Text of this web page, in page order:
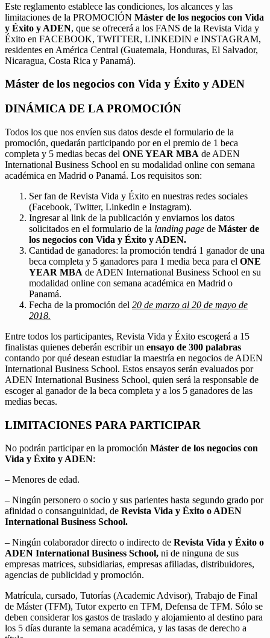
Este reglamento establece las condiciones, los alcances y las
limitaciones de la PROMOCIÓN Máster de los negocios con Vida
y Éxito y ADEN, que se ofrecerá a los FANS de la Revista Vida y
Éxito en FACEBOOK, TWITTER, LINKEDIN e INSTAGRAM,
residentes en América Central (Guatemala, Honduras, El Salvador,
Nicaragua, Costa Rica y Panamá).
Máster de los negocios con Vida y Éxito y ADEN
DINÁMICA DE LA PROMOCIÓN
Todos los que nos envíen sus datos desde el formulario de la
promoción, quedarán participando por en el premio de 1 beca
completa y 5 medias becas del ONE YEAR MBA de ADEN
International Business School en su modalidad online con semana
académica en Madrid o Panamá. Los requisitos son:
Ser fan de Revista Vida y Éxito en nuestras redes sociales
(Facebook, Twitter, Linkedin e Instagram).
Ingresar al link de la publicación y enviarnos los datos
solicitados en el formulario de la landing page de Máster de
los negocios con Vida y Éxito y ADEN.
Cantidad de ganadores: la promoción tendrá 1 ganador de una
beca completa y 5 ganadores para 1 media beca para el ONE
YEAR MBA de ADEN International Business School en su
modalidad online con semana académica en Madrid o
Panamá.
Fecha de la promoción del 20 de marzo al 20 de mayo de
2018.
Entre todos los participantes, Revista Vida y Éxito escogerá a 15
finalistas quienes deberán escribir un ensayo de 300 palabras
contando por qué desean estudiar la maestría en negocios de ADEN
International Business School. Estos ensayos serán evaluados por
ADEN International Business School, quien será la responsable de
escoger al ganador de la beca completa y a los 5 ganadores de las
medias becas.
LIMITACIONES PARA PARTICIPAR
No podrán participar en la promoción Máster de los negocios con
Vida y Éxito y ADEN:
– Menores de edad.
– Ningún personero o socio y sus parientes hasta segundo grado por
afinidad o consanguinidad, de Revista Vida y Éxito o ADEN
International Business School.
– Ningún colaborador directo o indirecto de Revista Vida y Éxito o
ADEN International Business School, ni de ninguna de sus
empresas matrices, subsidiarias, empresas afiliadas, distribuidores,
agencias de publicidad y promoción.
Matrícula, cursado, Tutorías (Academic Advisor), Trabajo de Final
de Máster (TFM), Tutor experto en TFM, Defensa de TFM. Sólo se
deben considerar los gastos de traslado y alojamiento al destino para
los 5 días durante la semana académica, y las tasas de derecho a